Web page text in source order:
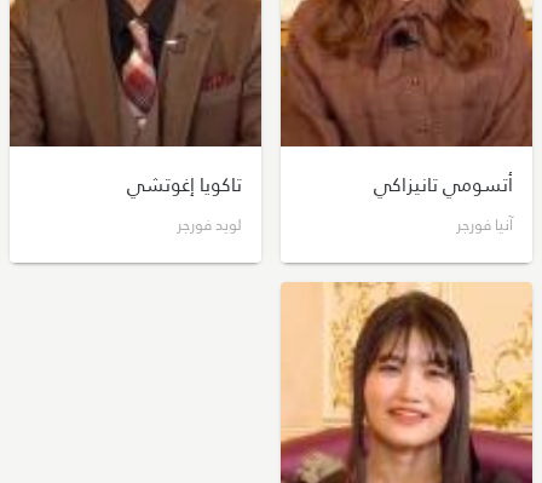
أتسومي تانيزاكي
آنيا فورجر
تاكويا إغوتشي
لويد فورجر